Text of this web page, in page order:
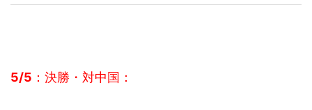
5/5 ：決勝・対中国：